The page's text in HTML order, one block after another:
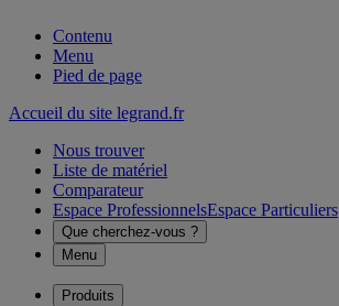
Contenu
Menu
Pied de page
Accueil du site legrand.fr
Nous trouver
Liste de matériel
Comparateur
Espace ProfessionnelsEspace Particuliers
Que cherchez-vous ?
Menu
Produits